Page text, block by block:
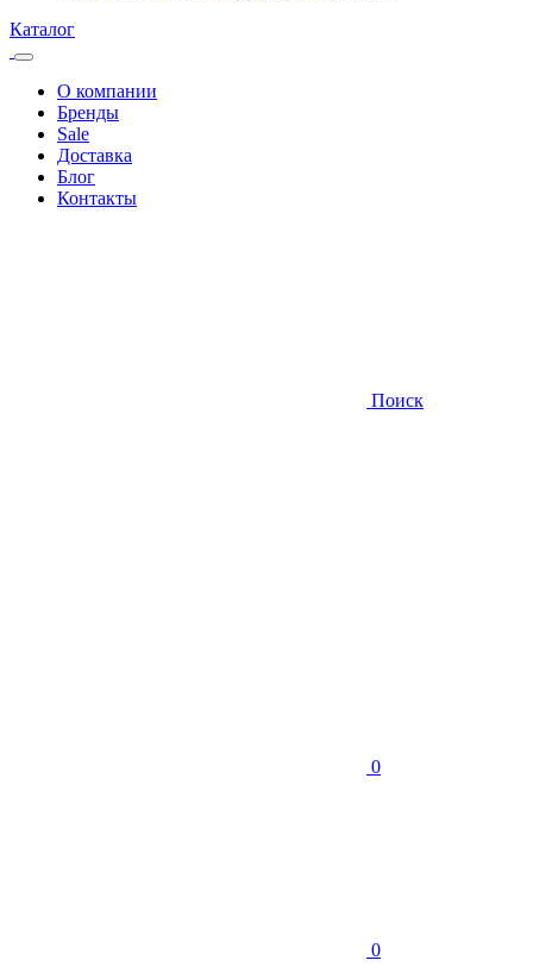
Каталог
О компании
Бренды
Sale
Доставка
Блог
Контакты
Поиск
0
0